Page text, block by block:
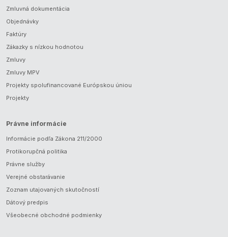
Zmluvná dokumentácia
Objednávky
Faktúry
Zákazky s nízkou hodnotou
Zmluvy
Zmluvy MPV
Projekty spolufinancované Európskou úniou
Projekty
Právne informácie
Informácie podľa Zákona 211/2000
Protikorupčná politika
Právne služby
Verejné obstarávanie
Zoznam utajovaných skutočností
Dátový predpis
Všeobecné obchodné podmienky